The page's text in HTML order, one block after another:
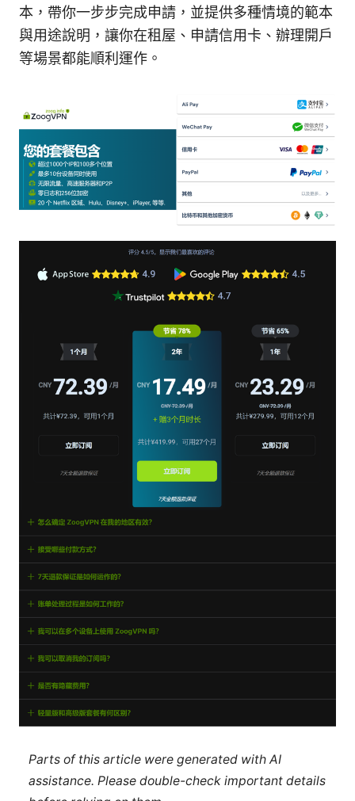
本，帶你一步步完成申請，並提供多種情境的範本
與用途說明，讓你在租屋、申請信用卡、辦理開戶
等場景都能順利運作。
Parts of this article were generated with AI
assistance. Please double-check important details